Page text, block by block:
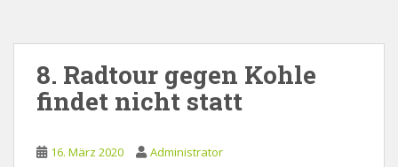
8. Radtour gegen Kohle
findet nicht statt
16. März 2020 Administrator